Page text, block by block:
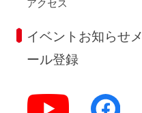
アクセス
イベントお知らせメ
ール登録